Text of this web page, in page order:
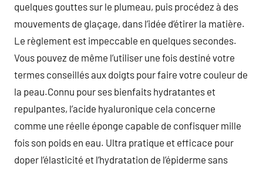
quelques gouttes sur le plumeau, puis procédez à des
mouvements de glaçage, dans l’idée d’étirer la matière.
Le règlement est impeccable en quelques secondes.
Vous pouvez de même l’utiliser une fois destiné votre
termes conseillés aux doigts pour faire votre couleur de
la peau.Connu pour ses bienfaits hydratantes et
repulpantes, l’acide hyaluronique cela concerne
comme une réelle éponge capable de confisquer mille
fois son poids en eau. Ultra pratique et efficace pour
doper l’élasticité et l’hydratation de l’épiderme sans